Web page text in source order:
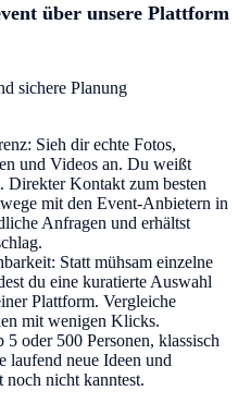
über unsere Plattform
sichere Planung
Sieh dir echte Fotos,
und Videos an. Du weißt
Direkter Kontakt zum besten
mit den Event-Anbietern in
Anfragen und erhältst
Statt mühsam einzelne
du eine kuratierte Auswahl
Plattform. Vergleiche
mit wenigen Klicks.
oder 500 Personen, klassisch
laufend neue Ideen und
nicht kanntest.